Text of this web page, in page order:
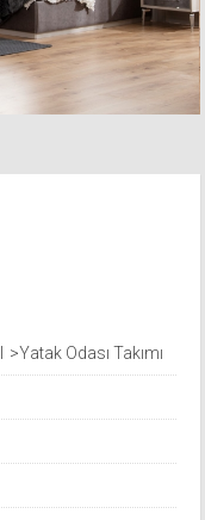
Yatak Odası Takımı